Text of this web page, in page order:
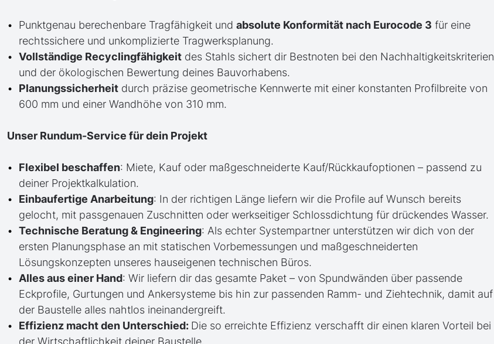
Punktgenau berechenbare Tragfähigkeit und absolute Konformität nach Eurocode 3 für eine
rechtssichere und unkomplizierte Tragwerksplanung.
Vollständige Recyclingfähigkeit des Stahls sichert dir Bestnoten bei den Nachhaltigkeitskriterien
und der ökologischen Bewertung deines Bauvorhabens.
Planungssicherheit durch präzise geometrische Kennwerte mit einer konstanten Profilbreite von
600 mm und einer Wandhöhe von 310 mm.
Unser Rundum-Service für dein Projekt
Flexibel beschaffen: Miete, Kauf oder maßgeschneiderte Kauf/Rückkaufoptionen – passend zu
deiner Projektkalkulation.
Einbaufertige Anarbeitung: In der richtigen Länge liefern wir die Profile auf Wunsch bereits
gelocht, mit passgenauen Zuschnitten oder werkseitiger Schlossdichtung für drückendes Wasser.
Technische Beratung & Engineering: Als echter Systempartner unterstützen wir dich von der
ersten Planungsphase an mit statischen Vorbemessungen und maßgeschneiderten
Lösungskonzepten unseres hauseigenen technischen Büros.
Alles aus einer Hand: Wir liefern dir das gesamte Paket – von Spundwänden über passende
Eckprofile, Gurtungen und Ankersysteme bis hin zur passenden Ramm- und Ziehtechnik, damit auf
der Baustelle alles nahtlos ineinandergreift.
Effizienz macht den Unterschied: Die so erreichte Effizienz verschafft dir einen klaren Vorteil bei
der Wirtschaftlichkeit deiner Baustelle.